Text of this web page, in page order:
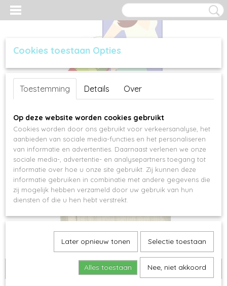
Inloggen Registreren
Niet op voorraad
Cookies toestaan Opties
Toestemming Details Over
Op deze website worden cookies gebruikt
Cookies worden door ons gebruikt voor verkeersanalyse, het
aanbieden van sociale media-functies en het personaliseren
van informatie en advertenties. Daarnaast verlenen we onze
sociale media-, advertentie- en analysepartners toegang tot
informatie over hoe u onze site gebruikt. Zij kunnen deze
informatie gebruiken in combinatie met andere gegevens die
zij mogelijk hebben verzameld door uw gebruik van hun
diensten of die u hen hebt verstrekt.
Later opnieuw tonen Selectie toestaan
Alles toestaan Nee, niet akkoord